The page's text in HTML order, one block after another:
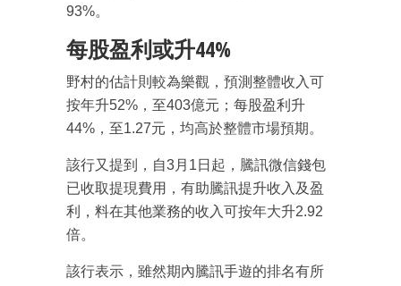
93%。
每股盈利或升44%
野村的估計則較為樂觀，預測整體收入可
按年升52%，至403億元；每股盈利升
44%，至1.27元，均高於整體市場預期。
該行又提到，自3月1日起，騰訊微信錢包
已收取提現費用，有助騰訊提升收入及盈
利，料在其他業務的收入可按年大升2.92
倍。
該行表示，雖然期內騰訊手遊的排名有所
最新資訊（附創業懶人包）
箱！